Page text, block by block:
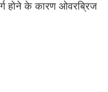
होने के कारण ओवरब्रिज